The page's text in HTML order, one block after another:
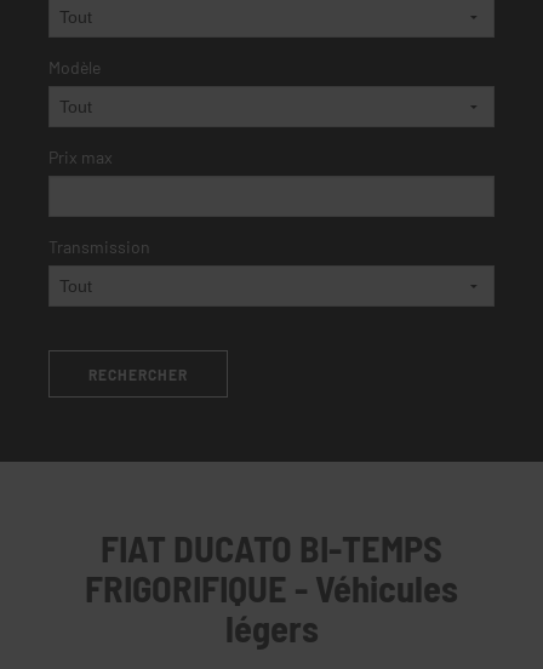
Modèle
Prix max
Transmission
FIAT DUCATO BI-TEMPS
FRIGORIFIQUE - Véhicules
légers